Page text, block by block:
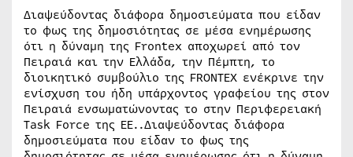
Διαψεύδοντας διάφορα δημοσιεύματα που είδαν
το φως της δημοσιότητας σε μέσα ενημέρωσης
ότι η δύναμη της Frontex αποχωρεί από τον
Πειραιά και την Ελλάδα, την Πέμπτη, το
διοικητικό συμβούλιο της FRONTEX ενέκρινε την
ενίσχυση του ήδη υπάρχοντος γραφείου της στον
Πειραιά ενσωματώνοντας το στην Περιφερειακή
Task Force της ΕΕ..Διαψεύδοντας διάφορα
δημοσιεύματα που είδαν το φως της